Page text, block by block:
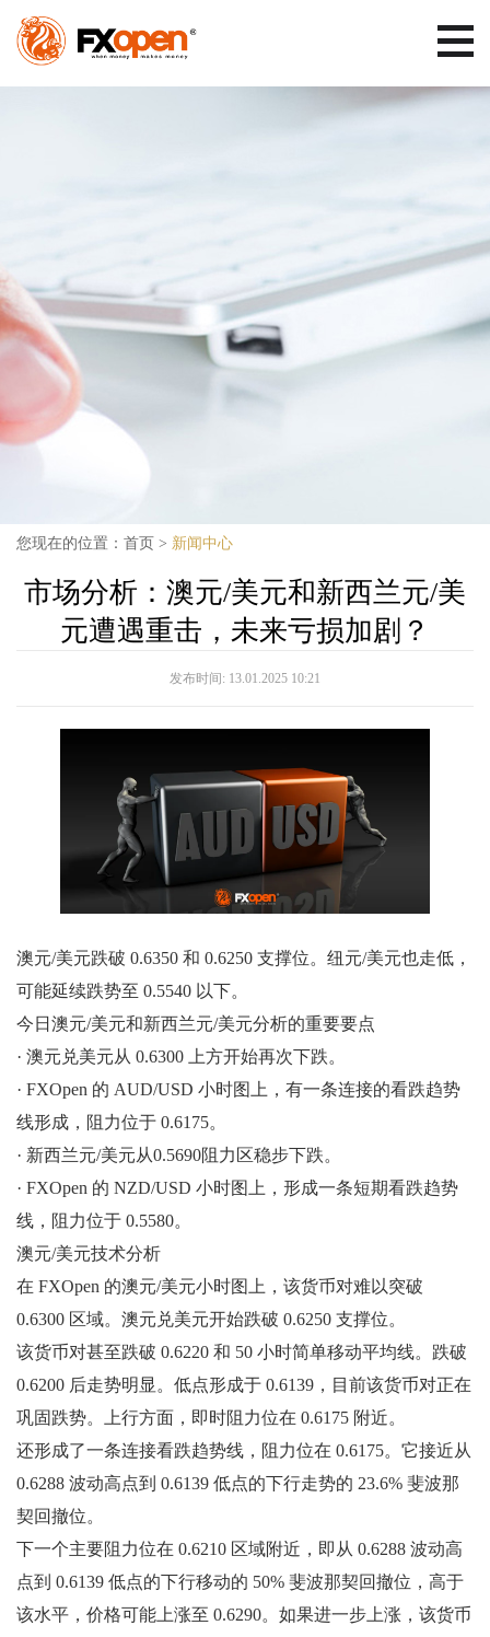
您现在的位置： 首页 > 新闻中心
市场分析：澳元/美元和新西兰元/美
元遭遇重击，未来亏损加剧？
发布时间: 13.01.2025 10:21
澳元/美元跌破 0.6350 和 0.6250 支撑位。纽元/美元也走低，
可能延续跌势至 0.5540 以下。
今日澳元/美元和新西兰元/美元分析的重要要点
· 澳元兑美元从 0.6300 上方开始再次下跌。
· FXOpen 的 AUD/USD 小时图上，有一条连接的看跌趋势
线形成，阻力位于 0.6175。
· 新西兰元/美元从0.5690阻力区稳步下跌。
· FXOpen 的 NZD/USD 小时图上，形成一条短期看跌趋势
线，阻力位于 0.5580。
澳元/美元技术分析
在 FXOpen 的澳元/美元小时图上，该货币对难以突破
0.6300 区域。澳元兑美元开始跌破 0.6250 支撑位。
该货币对甚至跌破 0.6220 和 50 小时简单移动平均线。跌破
0.6200 后走势明显。低点形成于 0.6139，目前该货币对正在
巩固跌势。上行方面，即时阻力位在 0.6175 附近。
还形成了一条连接看跌趋势线，阻力位在 0.6175。它接近从
0.6288 波动高点到 0.6139 低点的下行走势的 23.6% 斐波那
契回撤位。
下一个主要阻力位在 0.6210 区域附近，即从 0.6288 波动高
点到 0.6139 低点的下行移动的 50% 斐波那契回撤位，高于
该水平，价格可能上涨至 0.6290。如果进一步上涨，该货币